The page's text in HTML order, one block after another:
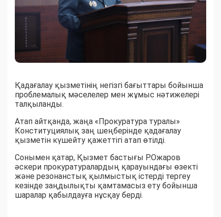
Қадағалау қызметінің негізгі бағыттары бойынша
проблемалық мәселелер мен жұмыс нәтижелері
талқыланды.
Атап айтқанда, жаңа «Прокуратура туралы»
Конституциялық заң шеңберінде қадағалау
қызметін күшейту қажеттігі атап өтілді.
Сонымен қатар, Қызмет бастығы Р.Ожаров
әскери прокуратуралардың қарауындағы өзекті
және резонанстық қылмыстық істерді тергеу
кезінде заңдылықты қамтамасыз ету бойынша
шаралар қабылдауға нұсқау берді.